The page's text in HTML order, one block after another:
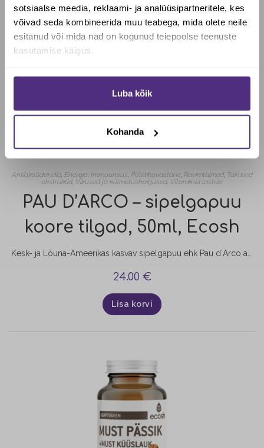
sotsiaalse meedia, reklaami- ja analüüsipartneritele, kes
võivad seda kombineerida muu teabega, mida olete neile
esitanud või mida nad on kogunud teiepoolse teenuste
kasutamise käigus.
Luba kõik
Kohanda
Antioksüdandid, Energia, Immuunsus, Põletikuvastane, Ravimtaimed, Taimsed
ekstraktid, Viirused ja külmetushaigused, Vitamiinid lastele
PAU D’ARCO – sipelgapuu
koore tilgad, 50ml, Ecosh
Kesk- ja Lõuna-Ameerikas kasvav sipelgapuu ehk Pau d´Arco aitab kaitsta rakke ja kudesid oksüdatiivsete kahjustuste eest. Sipelgapuu suurendab organismi füsioloogilist vastupanuvõimet raskete keskkonnatingimuste korral ning aitab kaasa keha kaitsele välistegurite vastu. Sipelgapuu koort sobib kasutada immuunsüsteemi hoidmiseks ja organismi toetuseks, eriti kevad-sügisesel hooajal. Vedelal kujul Pau d´Arco ekstrakt sobib eriti lastele selle hapukasmagusa maitse tõttu.
24.00 €
Lisa korvi
Soovid saada Biotheka e-poes
allahindlust?
Jah, soovin soodustust